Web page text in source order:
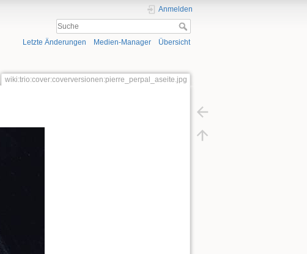
Anmelden
Letzte Änderungen Medien-Manager Übersicht
wiki:trio:cover:coverversionen:pierre_perpal_aseite.jpg